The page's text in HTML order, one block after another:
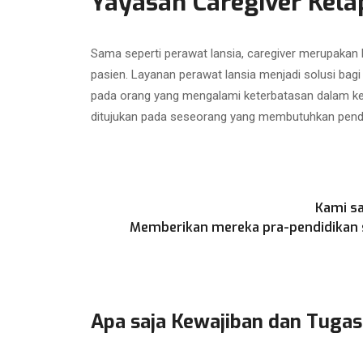
Sama seperti perawat lansia, caregiver
pasien. Layanan perawat lansia menjadi solusi
pada orang yang mengalami keterbatasan dalam
ditujukan pada seseorang yang membutuhkan
Kami
Memberikan mereka pra-
Apa saja Kewajiban dan